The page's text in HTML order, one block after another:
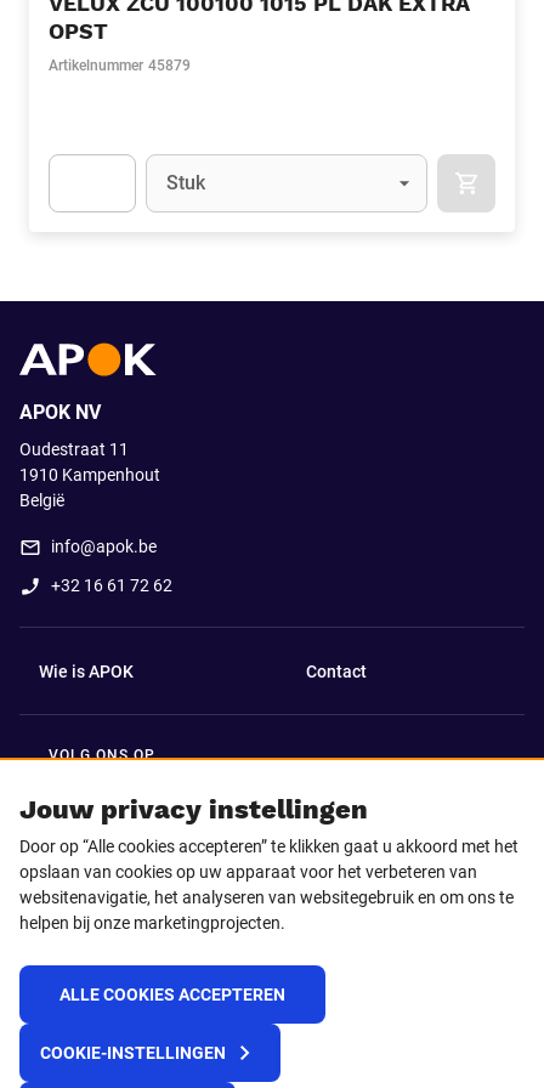
OPST
Artikelnummer 45879
Eenheid
Stuk
Jouw privacy instellingen
Door op “Alle cookies accepteren” te klikken gaat u akkoord met het
opslaan van cookies op uw apparaat voor het verbeteren van
websitenavigatie, het analyseren van websitegebruik en om ons te
helpen bij onze marketingprojecten.
ALLE COOKIES ACCEPTEREN
COOKIE-INSTELLINGEN
APOK NV
Oudestraat 11
1910 Kampenhout
België
info@apok.be
+32 16 61 72 62
Wie is APOK Contact
VOLG ONS OP
Facebook
Instagram TikTok